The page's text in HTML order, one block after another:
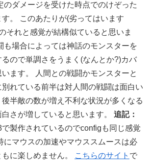
のダメージを受けた時点でのけぞった
。 このあたりが(劣ってはいます
それと感覚が結構似ていると思いま
も場合によっては神話のモンスターを
ので単調さをうまく(なんとか?)カバ
ます。 人間との戦闘かモンスターと
れている前半は対人間の戦闘は面白い
半敵の数が増え不利な状況が多くなる
さが増していると思います。 追記：
製作されているのでconfigも同じ感覚
にマウスの加速やマウススムースは必
に楽しめません。
こちらのサイト で